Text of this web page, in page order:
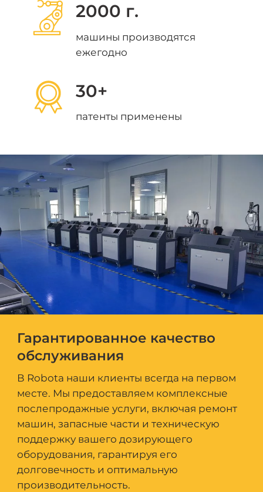
2000 г.
машины производятся
ежегодно
30+
патенты применены
Гарантированное качество
обслуживания
В Robota наши клиенты всегда на первом
месте. Мы предоставляем комплексные
послепродажные услуги, включая ремонт
машин, запасные части и техническую
поддержку вашего дозирующего
оборудования, гарантируя его
долговечность и оптимальную
производительность.